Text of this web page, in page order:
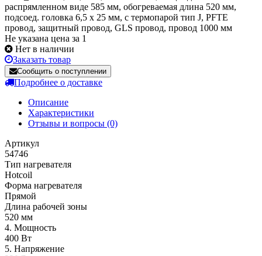
распрямленном виде 585 мм, обогреваемая длина 520 мм,
подсоед. головка 6,5 х 25 мм, с термопарой тип J, PFTE
провод, защитный провод, GLS провод, провод 1000 мм
Не указана цена за 1
Нет в наличии
Заказать товар
Сообщить о поступлении
Подробнее о доставке
Описание
Характеристики
Отзывы и вопросы (0)
Артикул
54746
Тип нагревателя
Hotcoil
Форма нагревателя
Прямой
Длина рабочей зоны
520 мм
4. Мощность
400 Вт
5. Напряжение